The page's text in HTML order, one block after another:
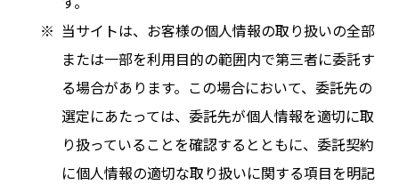
当サイトは、お客様の個人情報の取り扱いの全部
または一部を利用目的の範囲内で第三者に委託す
る場合があります。この場合において、委託先の
選定にあたっては、委託先が個人情報を適切に取
り扱っていることを確認するとともに、委託契約
に個人情報の適切な取り扱いに関する項目を明記